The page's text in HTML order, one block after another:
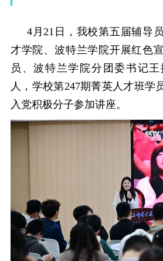
4月21日，我校第五届辅导
才学院、波特兰学院开展红色
员、波特兰学院分团委书记
人，学校第247期菁英人才班学
入党积极分子参加讲座。